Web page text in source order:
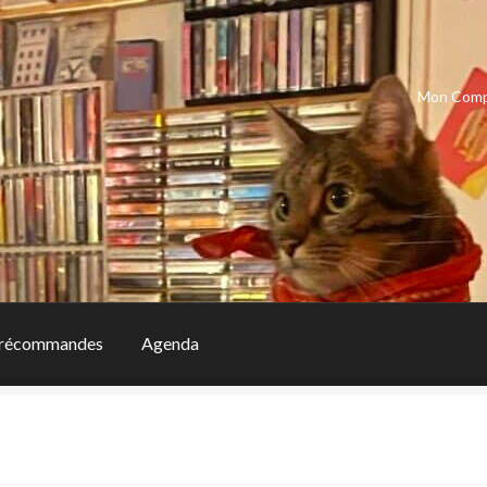
Mon
Agenda